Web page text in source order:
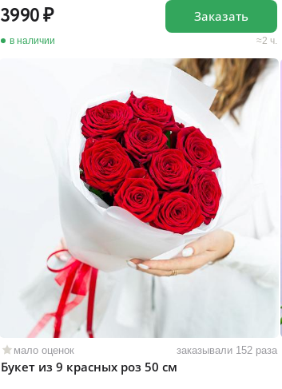
3990
в наличии 2 ч.
Заказать
мало оценок заказывали 152 раза
Букет из 9 красных роз 50 см